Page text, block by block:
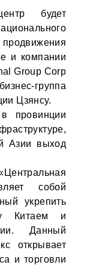
будет
и компании
Group Corp
группа
Цзянсу.
провинции
Азии выход
собой
укрепить
Китаем и
Данный
открывает
и торговли